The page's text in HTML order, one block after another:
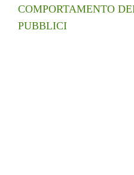
COMPORTAMENTO
PUBBLICI